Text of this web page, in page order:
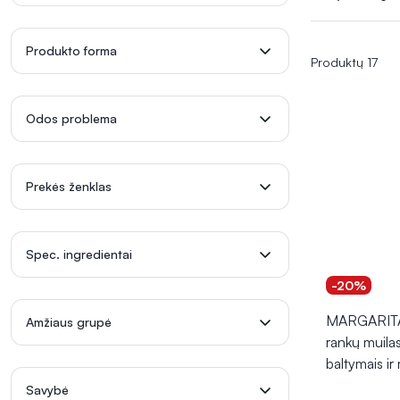
Produkto forma
Odos problema
Prekės ženklas
Spec. ingredientai
Amžiaus grupė
Savybė
Bekvapis
skystas
Skystas
kuris
Ieškantiems
maloniu
švelnumo ir
Produktų 17
-20%
rankų
baltymais ir